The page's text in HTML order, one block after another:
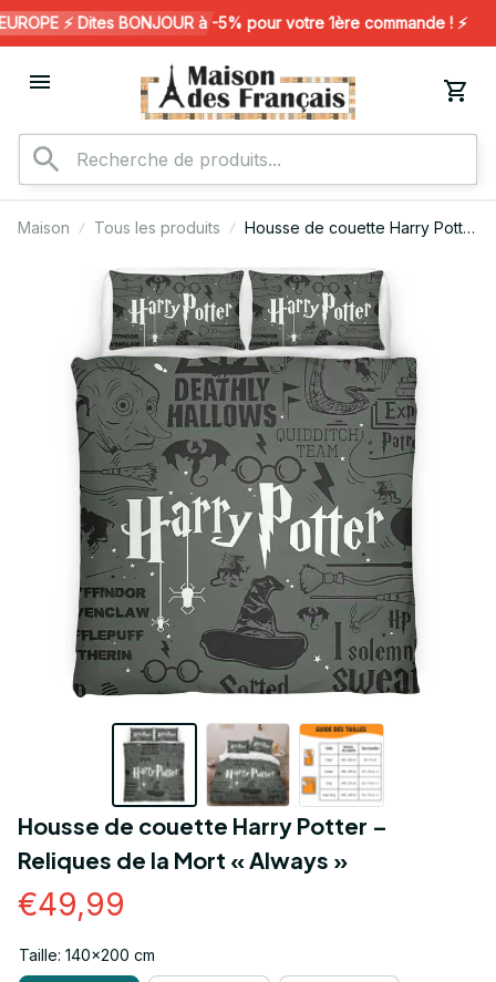
⚡️ Dites BONJOUR à -5% pour votre 1ère commande ! ⚡️
Maison Tous les produits
Housse de couette Harry Potter
»
Housse de couette Harry Potter –
Reliques de la Mort « Always »
€49,99
Taille: 140x200 cm